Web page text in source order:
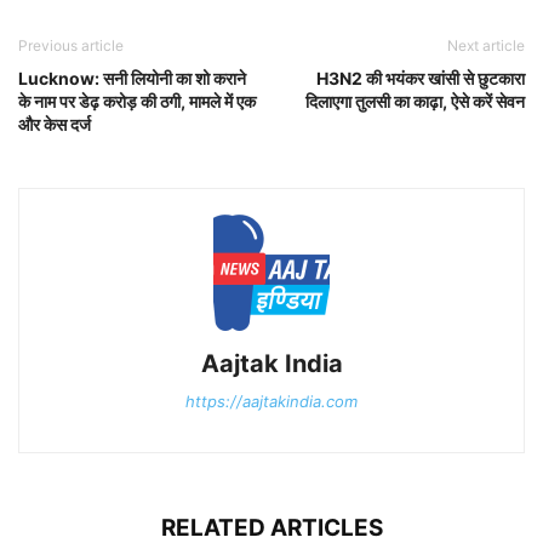
Previous article
Lucknow: सनी लियोनी का शो कराने
के नाम पर डेढ़ करोड़ की ठगी, मामले में एक
और केस दर्ज
Next article
H3N2 की भयंकर खांसी से छुटकारा
दिलाएगा तुलसी का काढ़ा, ऐसे करें सेवन
Aajtak India
https://aajtakindia.com
RELATED ARTICLES